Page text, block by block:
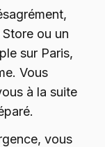
ou un
sur Paris,
Vous
à la suite
vous